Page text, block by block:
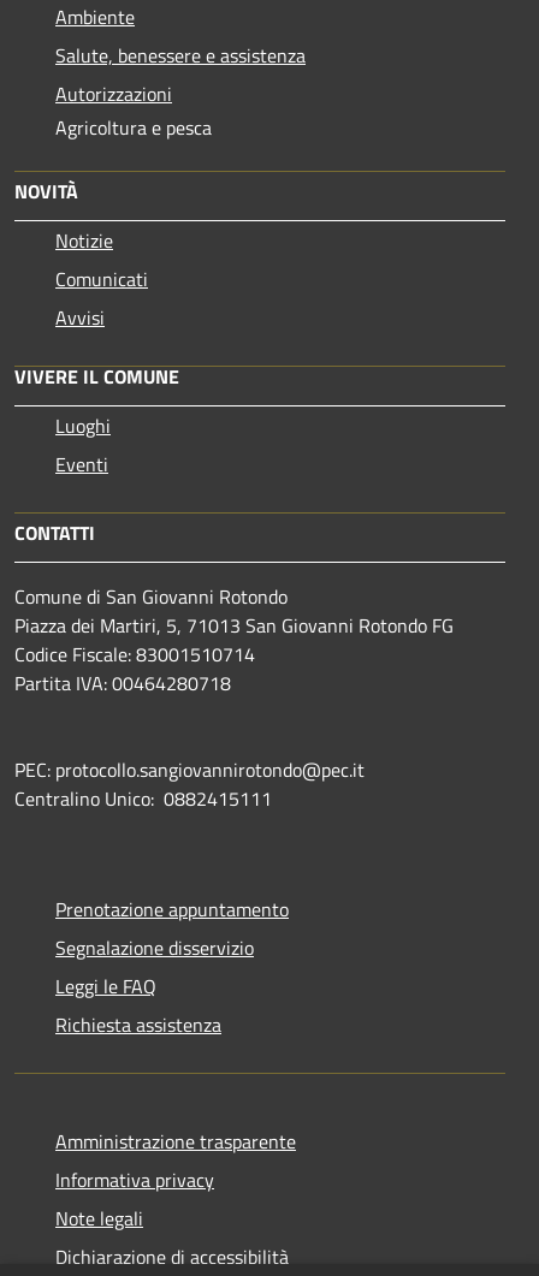
Ambiente
Salute, benessere e assistenza
Autorizzazioni
Agricoltura e pesca
NOVITÀ
Notizie
Comunicati
Avvisi
VIVERE IL COMUNE
Luoghi
Eventi
CONTATTI
Comune di San Giovanni Rotondo
Piazza dei Martiri, 5, 71013 San Giovanni Rotondo FG
Codice Fiscale: 83001510714
Partita IVA: 00464280718
PEC: protocollo.sangiovannirotondo@pec.it
Centralino Unico: 0882415111
Prenotazione appuntamento
Segnalazione disservizio
Leggi le FAQ
Richiesta assistenza
Amministrazione trasparente
Informativa privacy
Note legali
Dichiarazione di accessibilità